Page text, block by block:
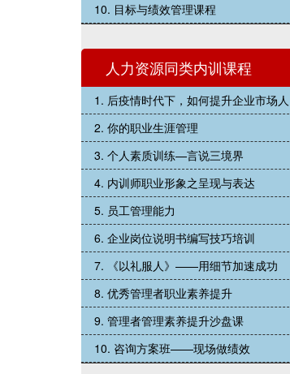
10. 目标与绩效管理课程
人力资源同类内训课程
1. 后疫情时代下，如何提升企业市场人
2. 你的职业生涯管理
3. 个人素质训练—言说三境界
4. 内训师职业形象之呈现与表达
5. 员工管理能力
6. 企业岗位说明书编写技巧培训
7. 《以礼服人》——用细节加速成功
8. 优秀管理者职业素养提升
9. 管理者管理素养提升沙盘课
10. 咨询方案班——现场做绩效